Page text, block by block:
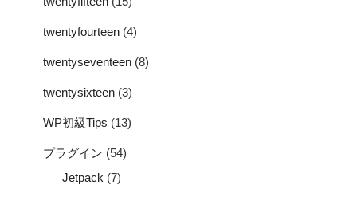
twentyfourteen (4)
twentyseventeen (8)
twentysixteen (3)
WP初級Tips (13)
プラグイン (54)
Jetpack (7)